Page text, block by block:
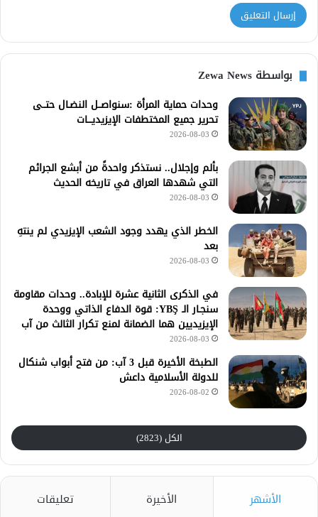
بواسطة Zewa News
وحدات حماية المرأة :سنواصــل النضـال حتــى
تحرير جميع المختطفات الإيزيديـــات
2026-08-03
بألم وإجلال.. نستذكر واحدةً من أبشع الجرائم
التي شهدها العراق في تاريخه الحديث
2026-08-03
الخطر الذي يهدد وجود الشعب الإيزيدي لم ينتهِ
بعد
2026-08-03
في الذكرى الثانية عشرة للإبادة.. وحدات مقاومة
سنجـار الـ YBŞ: قوة الدفاع الذاتي ووحدة
الإيزيديين هما الضمانة لمنع تكرار الثالث من آب
2026-08-03
الطبخة الأخيرة قبل 3 آب: من فتح أبواب شنكال
للدولة الأسلامية داعش
2026-08-02
الكل (2823)
الأشهر الأخيرة تعليقات